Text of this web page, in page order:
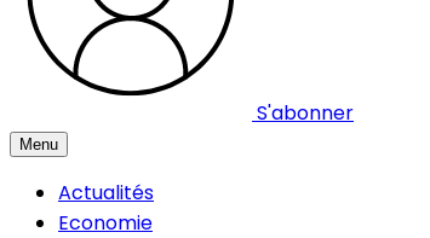
S'abonner
Menu
Actualités
Economie